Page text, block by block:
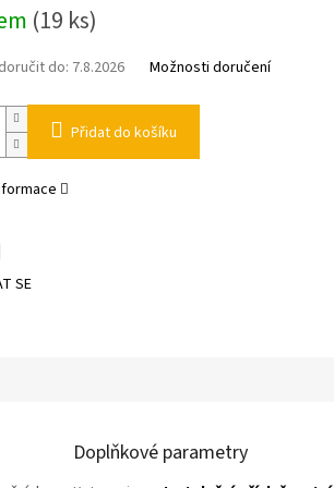
(19 ks)
do: 7.8.2026 Možnosti doručení
Přidat do košíku
SE
Doplňkové parametry